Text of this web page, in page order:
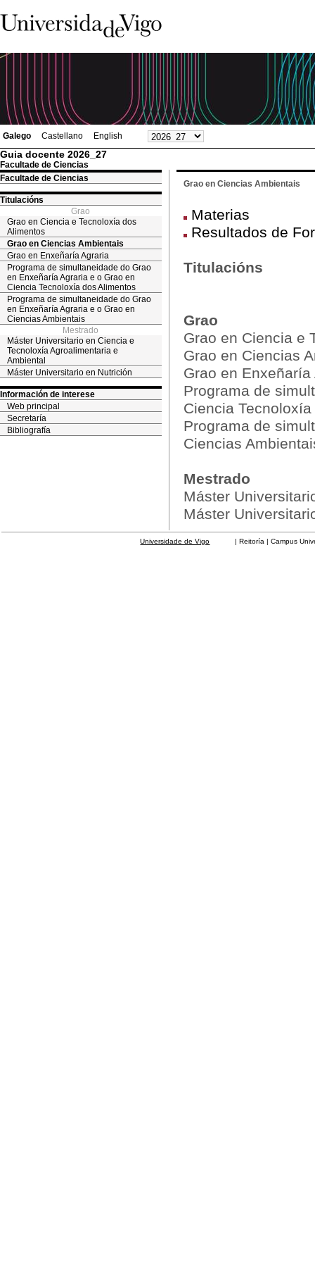
Galego Castellano English
Guia docente 2026_27
Facultade de Ciencias
Facultade de Ciencias
Titulacións
Grao
Grao en Ciencia e Tecnoloxía dos
Alimentos
Grao en Ciencias Ambientais
Grao en Enxeñaría Agraria
Programa de simultaneidade do Grao
en Enxeñaría Agraria e o Grao en
Ciencia Tecnoloxía dos Alimentos
Programa de simultaneidade do Grao
en Enxeñaría Agraria e o Grao en
Ciencias Ambientais
Mestrado
Máster Universitario en Ciencia e
Tecnoloxía Agroalimentaria e
Ambiental
Máster Universitario en Nutrición
Información de interese
Web principal
Secretaría
Bibliografía
Grao en Ciencias Ambientais
Materias
Resultados de
Titulacións
Grao
Grao en Ciencia e
Grao en Ciencias
Grao en Enxeñaría
Programa de
Ciencia
Programa de
Ciencias
Mestrado
Máster
Máster
Universidade de Vigo | Reitoría | Campus